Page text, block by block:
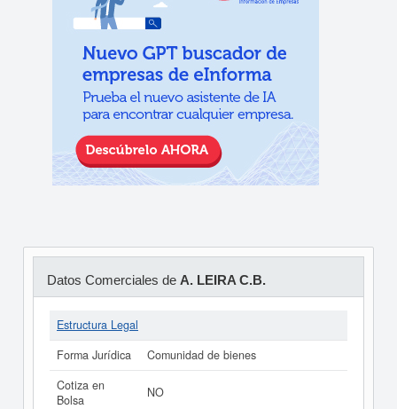
Datos Comerciales de A. LEIRA C.B.
Estructura Legal
Forma Jurídica
Comunidad de bienes
Cotiza en
Bolsa
NO